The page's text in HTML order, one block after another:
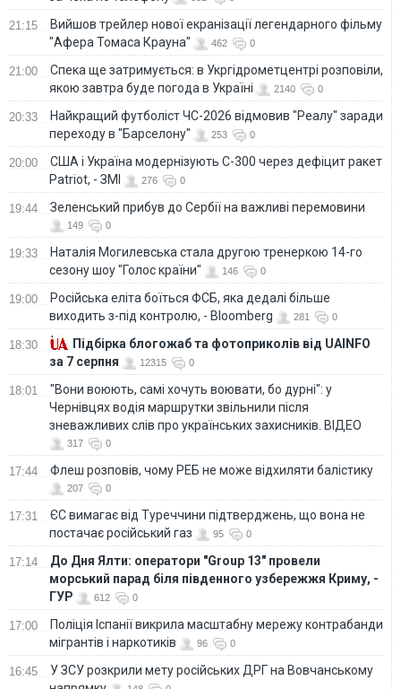
21:15
Вийшов трейлер нової екранізації легендарного фільму
"Афера Томаса Крауна"
462 0
21:00
Спека ще затримується: в Укргідрометцентрі розповіли,
якою завтра буде погода в Україні
2140 0
20:33
Найкращий футболіст ЧС-2026 відмовив "Реалу" заради
переходу в "Барселону"
253 0
20:00
США і Україна модернізують С-300 через дефіцит ракет
Patriot, - ЗМІ
276 0
19:44 Зеленський прибув до Сербії на важливі перемовини
149 0
19:33
Наталія Могилевська стала другою тренеркою 14-го
сезону шоу "Голос країни"
146 0
19:00
Російська еліта боїться ФСБ, яка дедалі більше
виходить з-під контролю, - Bloomberg
281 0
18:30
Підбірка блогожаб та фотоприколів від UAINFO
за 7 серпня
12315 0
18:01
"Вони воюють, самі хочуть воювати, бо дурні": у
Чернівцях водія маршрутки звільнили після
зневажливих слів про українських захисників. ВІДЕО
317 0
17:44 Флеш розповів, чому РЕБ не може відхиляти балістику
207 0
17:31
ЄС вимагає від Туреччини підтверджень, що вона не
постачає російський газ
95 0
17:14
До Дня Ялти: оператори "Group 13" провели
морський парад біля південного узбережжя Криму, -
ГУР
612 0
17:00
Поліція Іспанії викрила масштабну мережу контрабанди
мігрантів і наркотиків
96 0
16:45
У ЗСУ розкрили мету російських ДРГ на Вовчанському